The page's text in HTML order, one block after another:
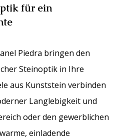
für ein
Piedra bringen den
Steinoptik in Ihre
aus Kunststein verbinden
Langlebigkeit und
oder den gewerblichen
einladende